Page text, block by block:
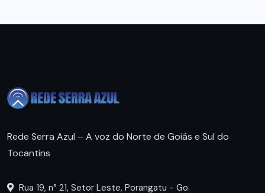
Rede Serra Azul – A voz do Norte de Goiás e Sul do
Tocantins
Rua 19, n° 21, Setor Leste, Porangatu - Go.